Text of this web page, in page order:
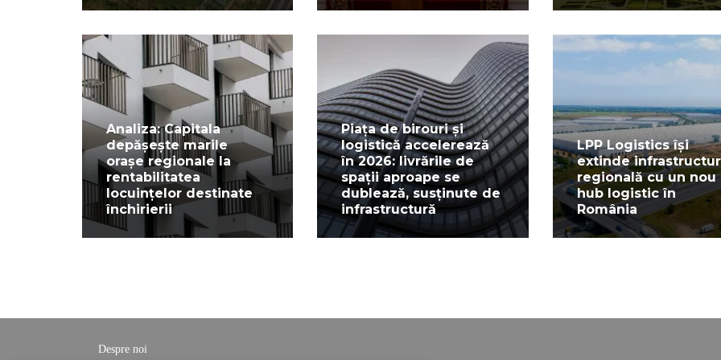
Analiza: Capitala
depășește marile
orașe regionale la
rentabilitatea
locuințelor destinate
închirierii
Piața de birouri și
logistică accelerează
în 2026: livrările de
spații aproape se
dublează, susținute de
infrastructură
LPP Logistics își
extinde
regională cu un nou
hub logistic în
România
Despre noi